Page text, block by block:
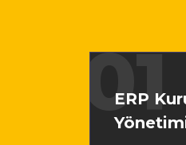
01
ERP